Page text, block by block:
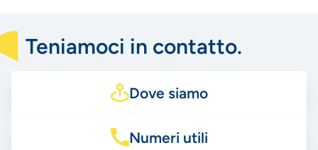
Teniamoci in contatto.
Dove siamo
Numeri utili